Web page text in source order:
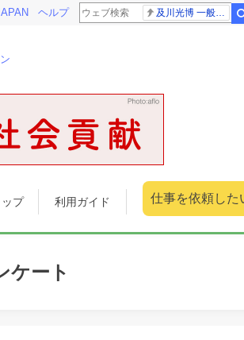
ヘルプ 及川光博 一般女性
ップ 利用ガイド 仕事を依頼した
ケート